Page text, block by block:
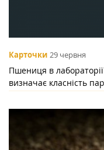
Карточки 29 червня
Пшениця в
визначає класність